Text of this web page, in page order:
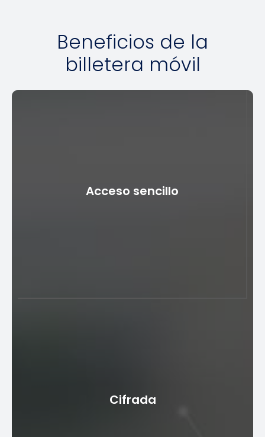
Beneficios de la
billetera móvil
Acceso sencillo
(tarjetas de crédito, débito y fidelización) en un solo
Cifrada